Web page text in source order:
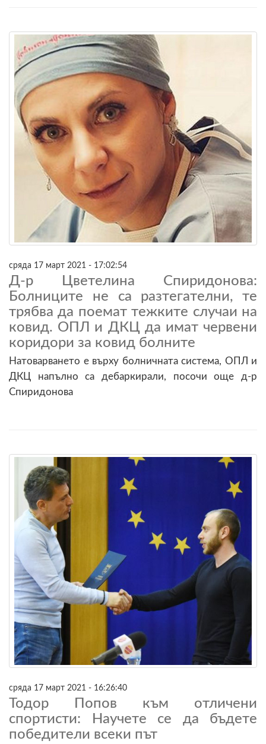
сряда 17 март 2021 - 17:02:54
Д-р Цветелина Спиридонова:
Болниците не са разтегателни, те
трябва да поемат тежките случаи на
ковид. ОПЛ и ДКЦ да имат червени
коридори за ковид болните
Натоварването е върху болничната система, ОПЛ и
ДКЦ напълно са дебаркирали, посочи още д-р
Спиридонова
сряда 17 март 2021 - 16:26:40
Тодор Попов към отличени
спортисти: Научете се да бъдете
победители всеки път